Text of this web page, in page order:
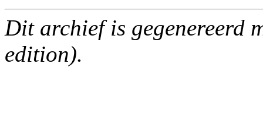
Dit archief is gegenereerd
edition).